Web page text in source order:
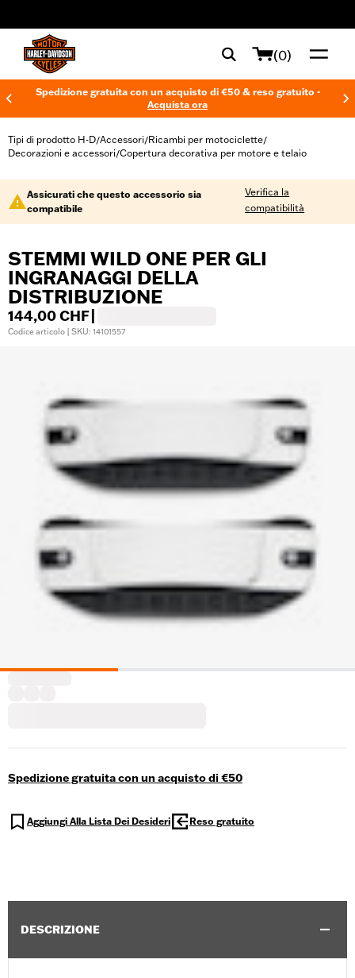
(0)
Spedizione gratuita con un acquisto di €50 & reso gratuito -
Acquista ora
Tipi di prodotto H-D/Accessori/Ricambi per motociclette/
Decorazioni e accessori/Copertura decorativa per motore e telaio
Assicurati che questo accessorio sia
compatibile
Verifica la
compatibilità
STEMMI WILD ONE PER GLI
INGRANAGGI DELLA
DISTRIBUZIONE
144,00 CHF
Codice articolo | SKU: 14101557
Spedizione gratuita con un acquisto di €50
Aggiungi Alla Lista Dei Desideri Reso gratuito
DESCRIZIONE